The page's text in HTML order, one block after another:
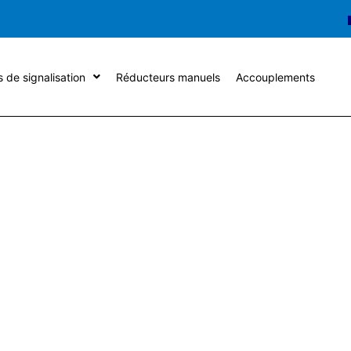
de signalisation Réducteurs manuels Accouplements